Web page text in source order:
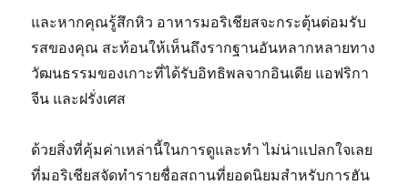
และหากคุณรู้สึกหิว อาหารมอริเชียสจะกระตุ้นต่อมรับ
รสของคุณ สะท้อนให้เห็นถึงรากฐานอันหลากหลายทาง
วัฒนธรรมของเกาะที่ได้รับอิทธิพลจากอินเดีย แอฟริกา
จีน และฝรั่งเศส
ด้วยสิ่งที่คุ้มค่าเหล่านี้ในการดูและทำ ไม่น่าแปลกใจเลย
ที่มอริเชียสจัดทำรายชื่อสถานที่ยอดนิยมสำหรับการฮัน